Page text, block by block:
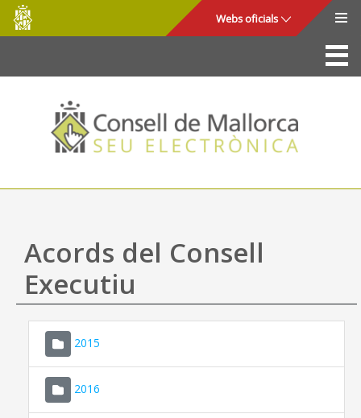
Salta al contingut principal
Consell
de
Mallorca
Webs oficials
La Seu
Consell de Mallorca
Accés i seguretat
Utilitats
Ajuda
Acords del Consell
Executiu
2015
2016